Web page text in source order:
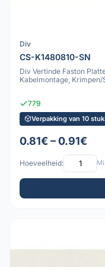
Div
CS-K1480810-SN
Div Vertinde Faston
Kabelmontage, Krimpen/
779
Verpakking van 10
0.81€ – 0.91€
Hoeveelheid: